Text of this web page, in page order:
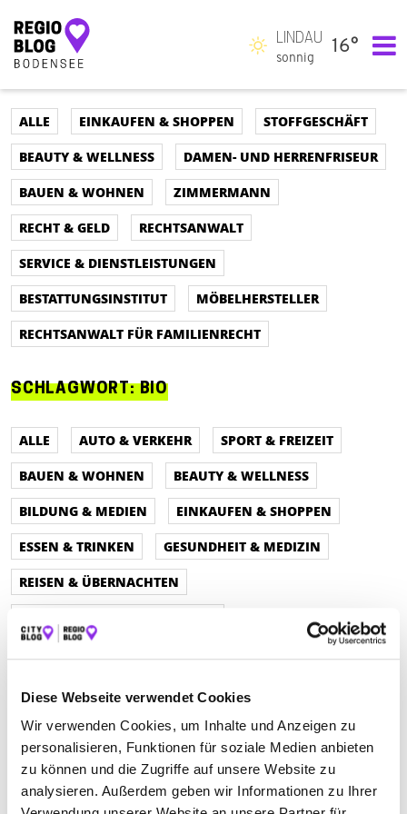
Diese Webseite verwendet Cookies
Wir verwenden Cookies, um Inhalte und Anzeigen zu
personalisieren, Funktionen für soziale Medien anbieten
zu können und die Zugriffe auf unsere Website zu
analysieren. Außerdem geben wir Informationen zu Ihrer
Hauptnavigation
LINDAU
sonnig
16°
ALLE EINKAUFEN & SHOPPEN
STOFFGESCHÄFT
BEAUTY & WELLNESS
DAMEN- UND HERRENFRISEUR
BAUEN & WOHNEN
ZIMMERMANN
RECHT & GELD
RECHTSANWALT
SERVICE & DIENSTLEISTUNGEN
BESTATTUNGSINSTITUT
MÖBELHERSTELLER
RECHTSANWALT FÜR FAMILIENRECHT
SCHLAGWORT:BIO
ALLE AUTO & VERKEHR
SPORT & FREIZEIT
BAUEN & WOHNEN
BEAUTY & WELLNESS
BILDUNG & MEDIEN
EINKAUFEN & SHOPPEN
ESSEN & TRINKEN
GESUNDHEIT & MEDIZIN
REISEN & ÜBERNACHTEN